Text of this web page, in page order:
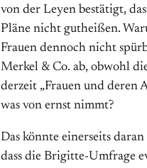
von der Leyen bestätigt,
Pläne nicht gutheißen.
Frauen dennoch nicht
Merkel & Co. ab, obwohl
derzeit „Frauen und deren
was von ernst nimmt?
Das könnte einerseits
dass die Brigitte-Umfrage